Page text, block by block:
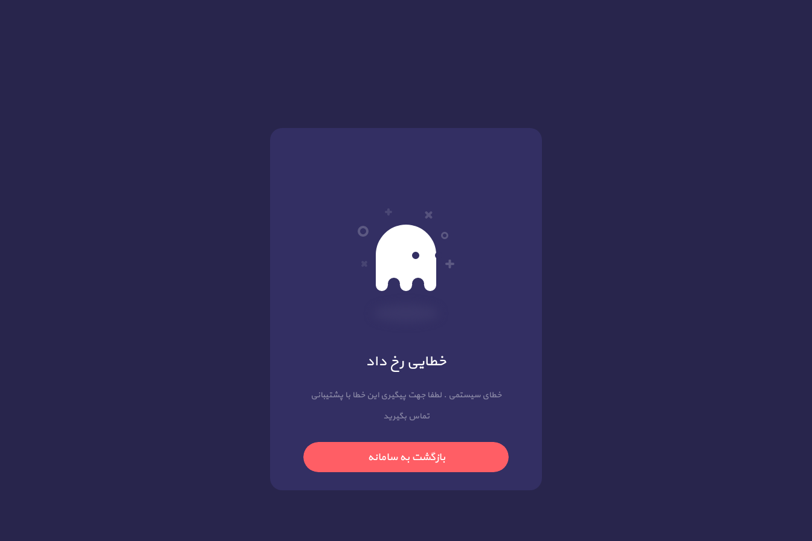
خطایی رخ داد
خطای سیستمی . لطفا جهت پیگیری این خطا با پشتیبانی
تماس بگیرید
بازگشت به سامانه